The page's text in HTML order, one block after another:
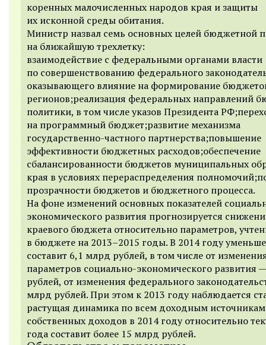
коренных малочисленных народов края и защиты
их исконной среды обитания.
Министр назвал семь основных целей бюджетной
на ближайшую трехлетку:
взаимодействие с федеральными органами власти
по совершенствованию федерального
оказывающего влияние на формирование
регионов;реализация федеральных направлений
политики, в том числе указов Президента
на программный бюджет;развитие механизма
государственно-частного партнерства;повышение
эффективности бюджетных расходов;обеспечение
сбалансированности бюджетов муниципальных
края в условиях перераспределения
прозрачности бюджетов и бюджетного процесса.
На фоне изменений основных показателей
экономического развития прогнозируется
краевого бюджета относительно параметров,
в бюджете на 2013–2015 годы.В 2014 году
составит 6,1 млрд рублей, в том числе от
параметров социально-экономического развития
рублей, от изменения федерального
млрд рублей. При этом к 2013 году наблюдается
растущая динамика по всем доходным
собственных доходов в 2014 году относительно
года составит более 15 млрд рублей.